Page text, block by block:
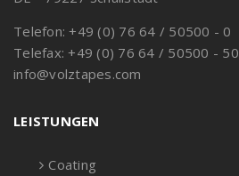
Telefon: +49 (0) 76 64 / 50500 - 0
Telefax: +49 (0) 76 64 / 50500 - 50
info@volztapes.com
LEISTUNGEN
Coating